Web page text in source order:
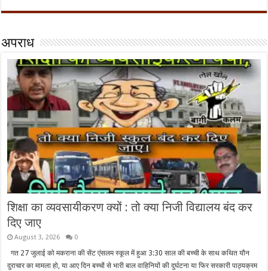
अपराध
शिक्षा का व्यवसायीकरण क्यों : तो क्या निजी विद्यालय बंद कर
दिए जाए
August 3, 2026 0
गत 27 जुलाई को मकराना की सेंट एंसलम स्कूल में हुआ 3:30 साल की बच्ची के साथ कथित यौन
दुराचार का मामला हो, या आए दिन बच्चों से भारी बाल वाहिनियों की दुर्घटना या फिर सरकारी पाठ्यक्रम